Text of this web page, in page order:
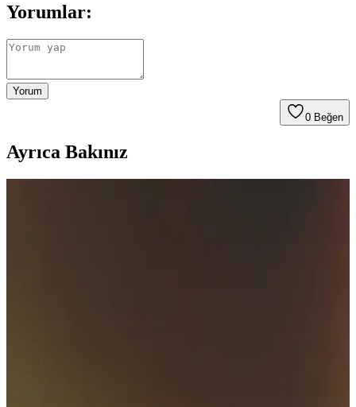
Yorumlar:
Yorum
0 Beğen
Ayrıca Bakınız